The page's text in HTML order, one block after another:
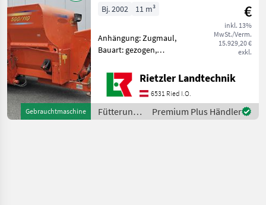
Gebrauchtmaschine
€
inkl. 13%
MwSt./Verm.
15.929,20 €
exkl.
Bj. 2002 11 m³
Anhängung: Zugmaul,
Bauart: gezogen,
Misch-Anordnung:
horizontal, Mischsystem:
Schnecken,
Wiegeeinrichtung gut
gebrauchter
Rietzler Landtechnik
6531 Ried I.O.
Fütterungstechnik
/ Seko
Premium Plus Händler